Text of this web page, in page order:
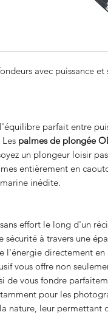
avec puissance et
parfait entre
palmes de plongée
un plongeur loisir
entièrement en
inédite.
effort le long d'un
sécurité à travers une
l'énergie directement
vous offre non
de vous fondre
pour les
nature, leur permettant